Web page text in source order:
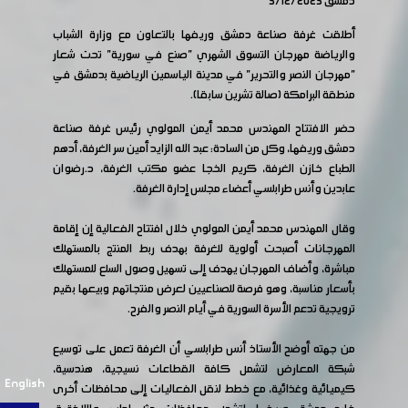
English
أطلقت غرفة صناعة دمشق وريفها بالتعاون مع وزارة الشباب
والرياضة مهرجان التسوق الشهري "صنع في سورية" تحت شعار
"مهرجان النصر والتحرير" في مدينة الياسمين الرياضية بدمشق في
منطقة البرامكة (صالة تشرين سابقا).
حضر الافتتاح المهندس محمد أيمن المولوي رئيس غرفة صناعة
دمشق وريفها، وكل من السادة: عبد الله الزايد أمين سر الغرفة، أدهم
الطباع خازن الغرفة، كريم الخجا عضو مكتب الغرفة، د.رضوان
عابدين وأنس طرابلسي أعضاء مجلس إدارة الغرفة.
وقال المهندس محمد أيمن المولوي خلال افتتاح الفعالية إن إقامة
المهرجانات أصبحت أولوية للغرفة بهدف ربط المنتج بالمستهلك
مباشرة، وأضاف المهرجان يهدف إلى تسهيل وصول السلع للمستهلك
بأسعار مناسبة، وهو فرصة للصناعيين لعرض منتجاتهم وبيعها بقيم
ترويجية تدعم الأسرة السورية في أيام النصر والفرح.
من جهته أوضح الأستاذ أنس طرابلسي أن الغرفة تعمل على توسيع
شبكة المعارض لتشمل كافة القطاعات نسيجية، هندسية،
كيميائية وغذائية، مع خطط لنقل الفعاليات إلى محافظات أخرى